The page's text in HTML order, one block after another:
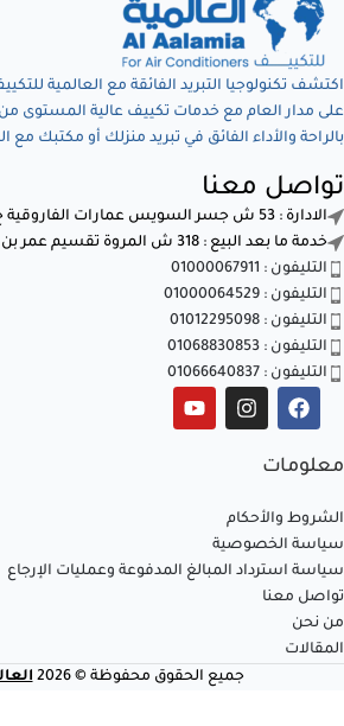
اكتشف تكنولوجيا التبريد الفائقة مع العالمية
على مدار العام مع خدمات تكييف عالية المستوى من
بالراحة والأداء الفائق في تبريد منزلك أو مكتبك مع
تواصل معنا
الادارة : 53 ش جسر السويس عمارات الفاروقية ج2 شقة 106 الدور الاول
خدمة ما بعد البيع : 318 ش المروة تقسيم عمر بن الخطاب جسر السويس
التليفون : 01000067911
التليفون : 01000064529
التليفون : 01012295098
التليفون : 01068830853
التليفون : 01066640837
معلومات
الشروط والأحكام
سياسة الخصوصية
سياسة استرداد المبالغ المدفوعة وعمليات الإرجاع
تواصل معنا
من نحن
المقالات
جميع الحقوق محفوظة © 2026تكييف